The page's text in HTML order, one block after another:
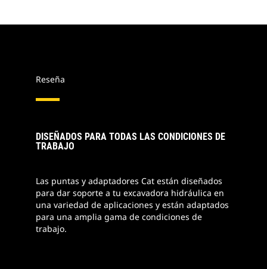
Reseña
DISEÑADOS PARA TODAS LAS CONDICIONES DE
TRABAJO
Las puntas y adaptadores Cat están diseñados
para dar soporte a tu excavadora hidráulica en
una variedad de aplicaciones y están adaptados
para una amplia gama de condiciones de
trabajo.